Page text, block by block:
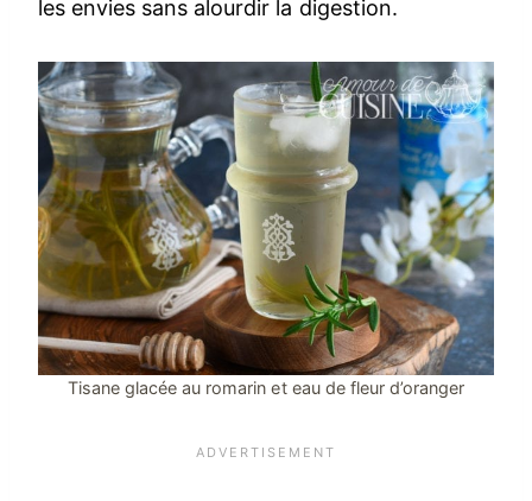
les envies sans alourdir la digestion.
Tisane glacée au romarin et eau de fleur d’oranger